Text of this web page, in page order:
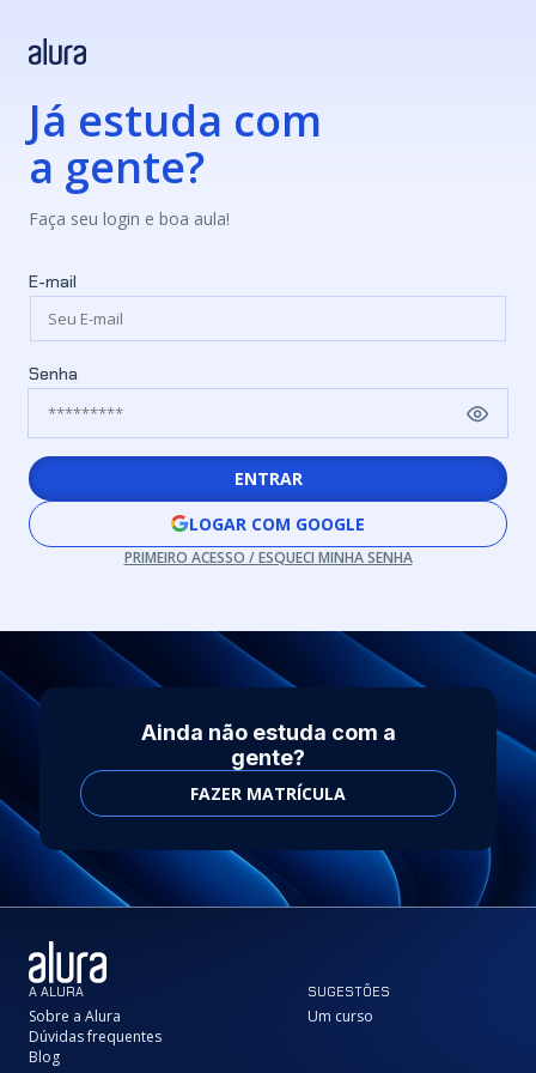
Já estuda com
a gente?
Faça seu login e boa aula!
E-mail
Senha
ENTRAR
LOGAR COM GOOGLE
PRIMEIRO ACESSO / ESQUECI MINHA SENHA
Ainda não estuda com a
gente?
FAZER MATRÍCULA
A ALURA
Sobre a Alura
Dúvidas frequentes
Blog
SUGESTÕES
Um curso